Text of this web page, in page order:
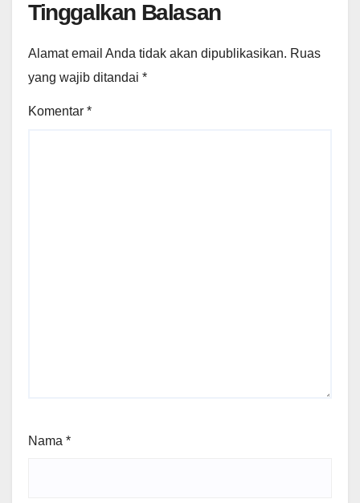
Tinggalkan Balasan
Alamat email Anda tidak akan dipublikasikan. Ruas
yang wajib ditandai *
Komentar *
Nama *